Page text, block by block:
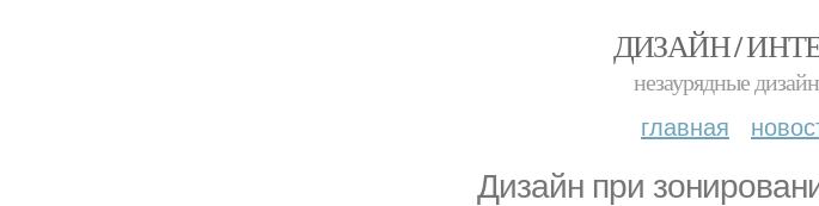
ДИЗАЙН /
незаурядные
главная
Дизайн при